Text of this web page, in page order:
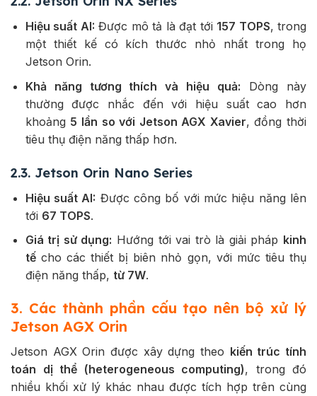
Hiệu suất AI: Được mô tả là đạt tới 157 TOPS, trong
một thiết kế có kích thước nhỏ nhất trong họ
Jetson Orin.
Khả năng tương thích và hiệu quả: Dòng này
thường được nhắc đến với hiệu suất cao hơn
khoảng 5 lần so với Jetson AGX Xavier, đồng thời
tiêu thụ điện năng thấp hơn.
2.3. Jetson Orin Nano Series
Hiệu suất AI: Được công bố với mức hiệu năng lên
tới 67 TOPS.
Giá trị sử dụng: Hướng tới vai trò là giải pháp kinh
tếcho các thiết bị biên nhỏ gọn, với mức tiêu thụ
điện năng thấp, từ 7W.
3. Các thành phần cấu tạo nên bộ xử lý
Jetson AGX Orin
Jetson AGX Orin được xây dựng theo kiến trúc tính
toán dị thể (heterogeneous computing), trong đó
nhiều khối xử lý khác nhau được tích hợp trên cùng